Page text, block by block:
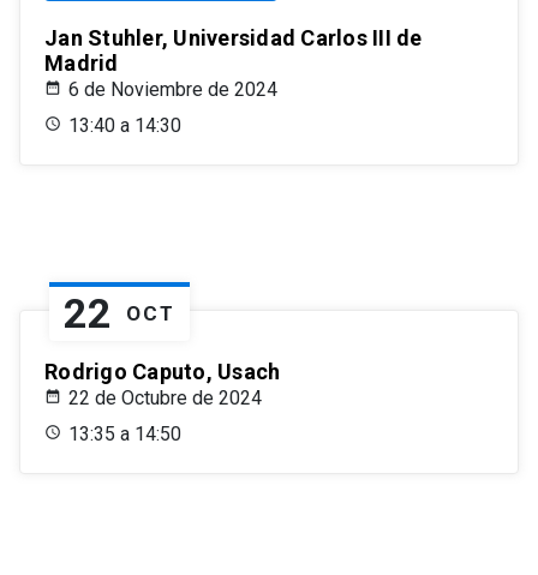
Jan Stuhler, Universidad Carlos III de
Madrid
6 de Noviembre de 2024
13:40 a 14:30
22 OCT
Rodrigo Caputo, Usach
22 de Octubre de 2024
13:35 a 14:50